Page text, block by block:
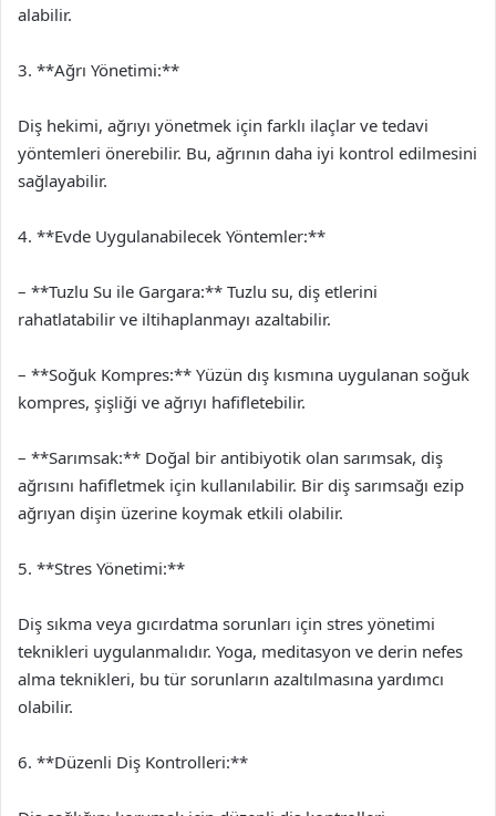
alabilir.
3. **Ağrı Yönetimi:**
Diş hekimi, ağrıyı yönetmek için farklı ilaçlar ve tedavi
yöntemleri önerebilir. Bu, ağrının daha iyi kontrol edilmesini
sağlayabilir.
4. **Evde Uygulanabilecek Yöntemler:**
– **Tuzlu Su ile Gargara:** Tuzlu su, diş etlerini
rahatlatabilir ve iltihaplanmayı azaltabilir.
– **Soğuk Kompres:** Yüzün dış kısmına uygulanan soğuk
kompres, şişliği ve ağrıyı hafifletebilir.
– **Sarımsak:** Doğal bir antibiyotik olan sarımsak, diş
ağrısını hafifletmek için kullanılabilir. Bir diş sarımsağı ezip
ağrıyan dişin üzerine koymak etkili olabilir.
5. **Stres Yönetimi:**
Diş sıkma veya gıcırdatma sorunları için stres yönetimi
teknikleri uygulanmalıdır. Yoga, meditasyon ve derin nefes
alma teknikleri, bu tür sorunların azaltılmasına yardımcı
olabilir.
6. **Düzenli Diş Kontrolleri:**